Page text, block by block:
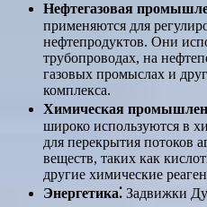
Нефтегазовая
применяются для
нефтепродуктов. Они
трубопроводах, на
газовых промыслах и
комплекса.
Химическая
широко используются в
для перекрытия потоков
веществ, таких как
другие химические
Энергетика⁚ Задвижки